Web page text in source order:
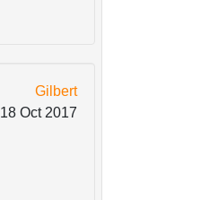
Gilbert
18 Oct 2017